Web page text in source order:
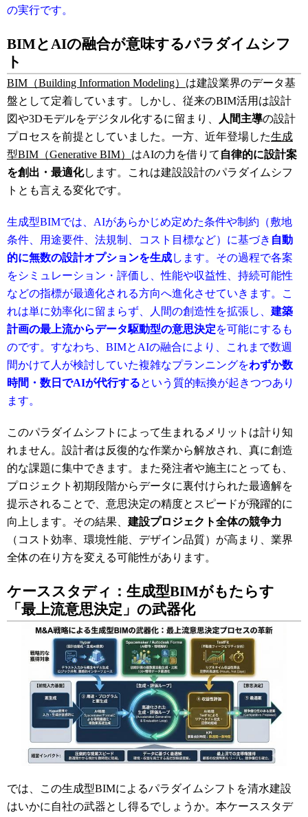
の実行です。
BIMとAIの融合が意味するパラダイムシフ
ト
BIM（Building Information Modeling） は建設業界のデータ基
盤として定着しています。しかし、従来のBIM活用は設計
図や3Dモデルをデジタル化するに留まり、
人間主導の設計
プロセスを前提としていました。一方、近年登場した生成
型BIM（Generative BIM） はAIの力を借りて 自律的に設計案
を創出・最適化します。これは建設設計のパラダイムシフ
トとも言える変化です。
生成型BIMでは、AIがあらかじめ定めた条件や制約（敷地
条件、用途要件、法規制、コスト目標など）に基づき 自動
的に無数の設計オプションを生成します。その過程で各案
をシミュレーション・評価し、性能や収益性、持続可能性
などの指標が最適化される方向へ進化させていきます。こ
れは単に効率化に留まらず、人間の創造性を拡張し、 建築
計画の最上流からデータ駆動型の意思決定を可能にするも
のです。すなわち、BIMとAIの融合により、これまで数週
間かけて人が検討していた複雑なプランニングをわずか数
時間・数日でAIが代行するという質的転換が起きつつあり
ます。
このパラダイムシフトによって生まれるメリットは計り知
れません。設計者は反復的な作業から解放され、真に創造
的な課題に集中できます。また発注者や施主にとっても、
プロジェクト初期段階からデータに裏付けられた最適解を
提示されることで、意思決定の精度とスピードが飛躍的に
向上します。その結果、 建設プロジェクト全体の競争力
（コスト効率、環境性能、デザイン品質）が高まり、業界
全体の在り方を変える可能性があります。
ケーススタディ：生成型BIMがもたらす
「最上流意思決定」の武器化
では、この生成型BIMによるパラダイムシフトを清水建設
はいかに自社の武器とし得るでしょうか。本ケーススタデ